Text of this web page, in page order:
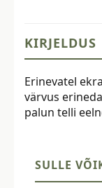
KIRJELDUS
Erinevatel
värvus
palun telli
SULLE